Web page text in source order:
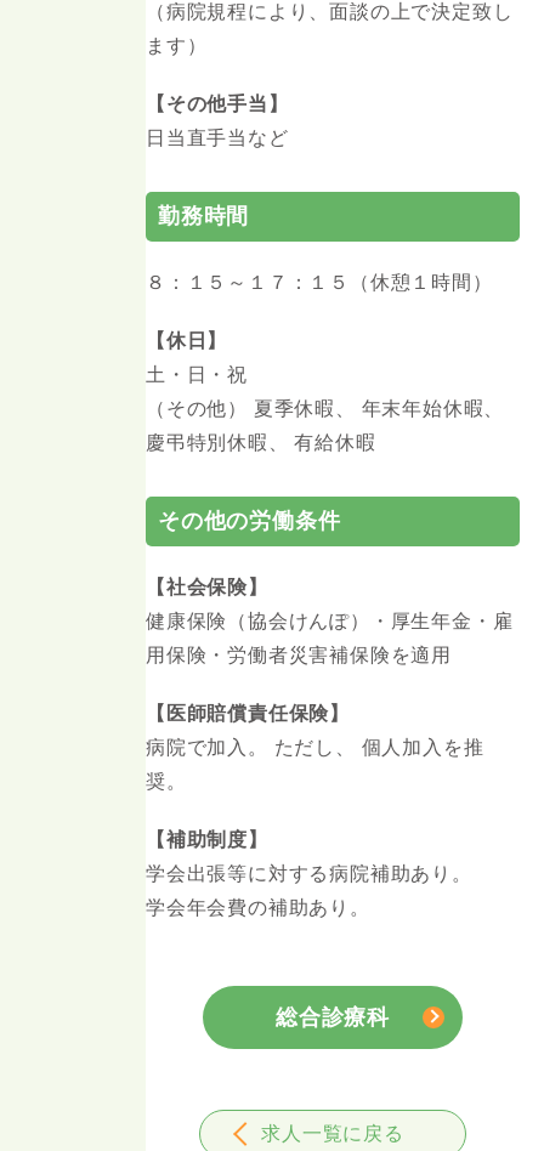
（病院規程により、⾯談の上で決定致し
ます）
【その他手当】
⽇当直⼿当など
勤務時間
８：１５～１７：１５（休憩１時間）
【休日】
土・日・祝
（その他） 夏季休暇、 年末年始休暇、
慶弔特別休暇、 有給休暇
その他の労働条件
【社会保険】
健康保険（協会けんぽ）・厚⽣年⾦・雇
⽤保険・労働者災害補保険を適⽤
【医師賠償責任保険】
病院で加⼊。 ただし、 個⼈加⼊を推
奨。
【補助制度】
学会出張等に対する病院補助あり。
学会年会費の補助あり。
総合診療科
求人一覧に戻る